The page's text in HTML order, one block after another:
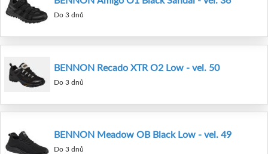
Do 3 dnů
BENNON Recado XTR O2 Low - vel. 50
Do 3 dnů
BENNON Meadow OB Black Low - vel. 49
Do 3 dnů